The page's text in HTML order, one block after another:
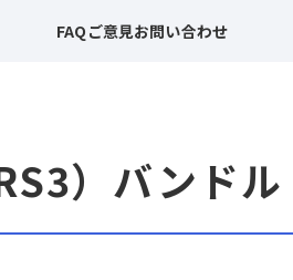
FAQ ご意見お問い合わせ
）バンドル